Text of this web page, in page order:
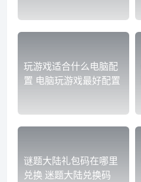
玩游戏适合什么电脑配
置 电脑玩游戏最好配置
谜题大陆礼包码在哪里
兑换 迷题大陆兑换码